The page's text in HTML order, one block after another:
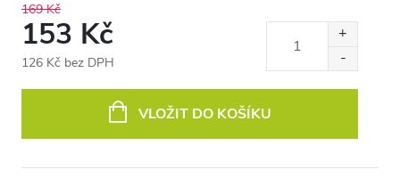
169 Kč
153 Kč
126 Kč bez DPH
VLOŽIT DO KOŠÍKU